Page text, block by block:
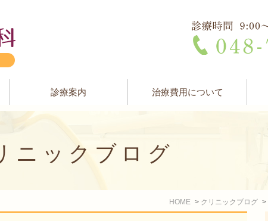
診療案内 治療費用について
ニックブログ
HOME クリニックブログ